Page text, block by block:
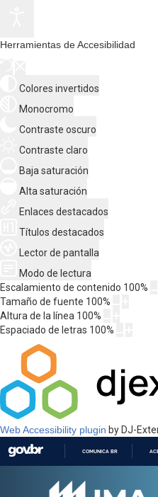
Herramientas de Accesibilidad
Colores invertidos
Monocromo
Contraste oscuro
Contraste claro
Baja saturación
Alta saturación
Enlaces destacados
Títulos destacados
Lector de pantalla
Modo de lectura
Escalamiento de contenido 100%
Tamaño de fuente 100%
Altura de la línea 100%
Espaciado de letras 100%
Web Accessibility plugin by DJ-
COMUNICA BR